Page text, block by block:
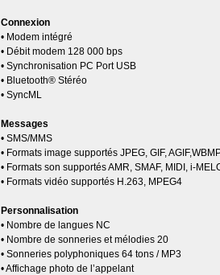
Connexion
• Modem intégré
• Débit modem 128 000 bps
• Synchronisation PC Port USB
• Bluetooth® Stéréo
• SyncML
Messages
• SMS/MMS
• Formats image supportés JPEG, GIF,
• Formats son supportés AMR, SMAF, MIDI, i-
• Formats vidéo supportés H.263, MPEG4
Personnalisation
• Nombre de langues NC
• Nombre de sonneries et mélodies 20
• Sonneries polyphoniques 64 tons / MP3
• Affichage photo de l’appelant